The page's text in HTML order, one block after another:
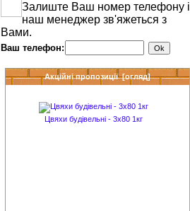
Залиште Ваш номер телефону і
наш менеджер зв'яжеться з
Вами.
Ваш телефон:
Акційні пропозиції [огляд]
Цвяхи будівельні - 3х80 1кг